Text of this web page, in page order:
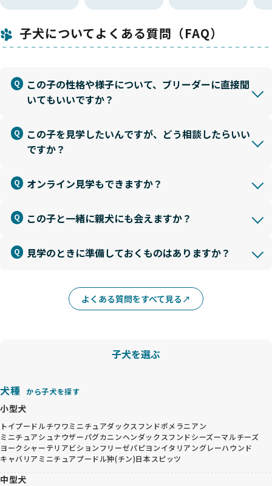
子犬についてよくある質問（FAQ）
この子の性格や様子について、ブリーダーに直接聞
いてもいいですか？
この子を見学したいんですが、どう相談したらいい
ですか？
オンライン見学もできますか？
この子と一緒に親犬にも会えますか？
見学のときに準備しておくものはありますか？
よくある質問をすべて見る
子犬を選ぶ
犬種 から子犬を探す
小型犬
トイプードルチワワミニチュアダックスフンドポメラニアン
ミニチュアシュナウザーパグカニンヘンダックスフンドシーズーマルチーズ
ヨークシャーテリアビションフリーゼパピヨンイタリアングレーハウンド
キャバリア ミニチュアプードル狆(チン)日本スピッツ
中型犬